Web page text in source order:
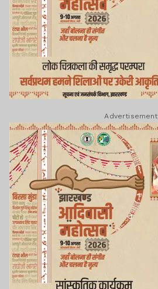
Advertisement